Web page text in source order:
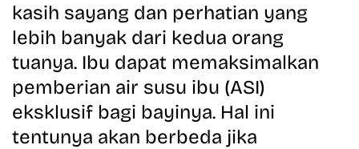
kasih sayang dan perhatian yang
lebih banyak dari kedua orang
tuanya. Ibu dapat memaksimalkan
pemberian air susu ibu (ASI)
eksklusif bagi bayinya. Hal ini
tentunya akan berbeda jika